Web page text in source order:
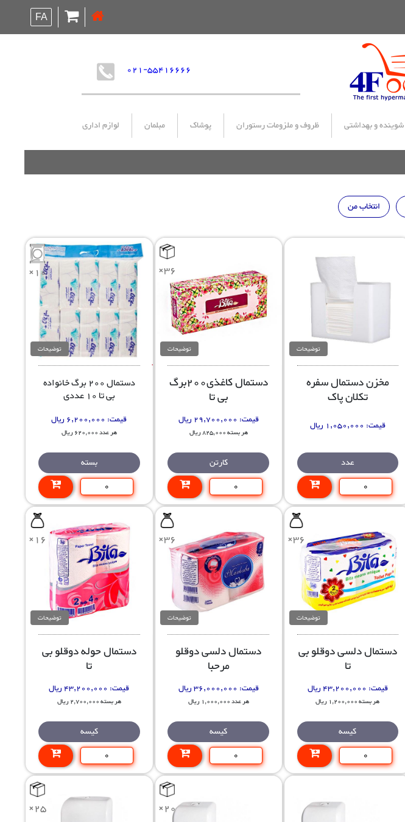
FA
021-55416666
شوینده و بهداشتی ظروف و ملزومات رستوران پوشاک مبلمان لوازم اداری
انتخاب من
توضیحات
مخزن دستمال سفره
تکلان پاک
قیمت:
عدد
×36
توضیحات
دستمال کاغذی200برگ
بی تا
قیمت:
هر بسته 825,000 ریال
کارتن
×10
توضیحات
دستمال 200 برگ خانواده
بی تا 10 عددی
قیمت:
هر عدد 620,000 ریال
بسته
×36
توضیحات
دستمال دلسی دوقلو بی
تا
قیمت:
هر بسته 1,200,000 ریال
کیسه
×36
توضیحات
دستمال دلسی دوقلو
مرحبا
قیمت:
هر عدد 1,000,000 ریال
کیسه
×16
توضیحات
دستمال حوله دوقلو بی
تا
قیمت:
هر بسته 2,700,000 ریال
کیسه
×20
×25